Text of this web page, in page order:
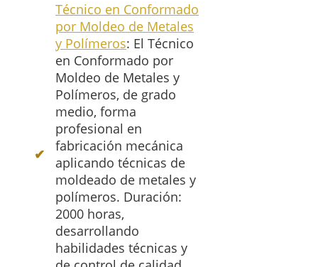
Técnico en Conformado
por Moldeo de Metales
y Polímeros: El Técnico
en Conformado por
Moldeo de Metales y
Polímeros, de grado
medio, forma
profesional en
fabricación mecánica
aplicando técnicas de
moldeado de metales y
polímeros. Duración:
2000 horas,
desarrollando
habilidades técnicas y